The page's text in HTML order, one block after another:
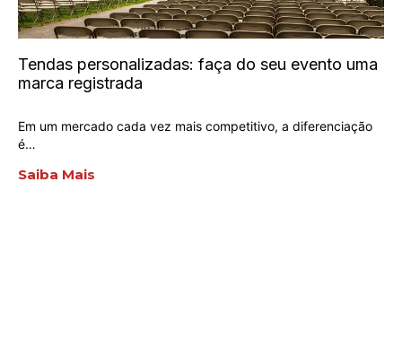
Tendas personalizadas: faça do seu evento uma
marca registrada
Em um mercado cada vez mais competitivo, a diferenciação
é…
Saiba Mais